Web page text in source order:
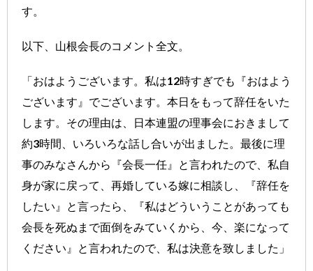
す。
以下、山根会長のコメント全文。
「おはようございます。私は12時すぎでも『おはよう
ございます』でございます。本日をもって辞任をいた
します。その理由は、日本連盟の理事会におきまして
約3時間、いろいろな話し合いが出ました。最後に理
事のみなさんから『会長一任』と言われたので、私自
身が家に戻って、再婚している嫁に相談し、『辞任を
したい』と言ったら、『私はどういうことがあっても
会長を死ぬまで面倒をみていくから、今、楽になって
ください』と言われたので、私は決意を致しました」